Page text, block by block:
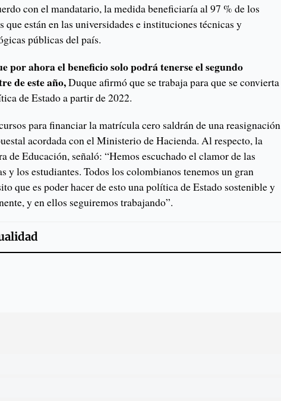
con el mandatario, la medida beneficiaría al 97 % de los
que están en las universidades e instituciones técnicas y
públicas del país.
por ahora el beneficio solo podrá tenerse el segundo
de este año,Duque afirmó que se trabaja para que se convierta
de Estado a partir de 2022.
para financiar la matrícula cero saldrán de una reasignación
acordada con el Ministerio de Hacienda. Al respecto, la
de Educación, señaló: “Hemos escuchado el clamor de las
y los estudiantes. Todos los colombianos tenemos un gran
que es poder hacer de esto una política de Estado sostenible y
y en ellos seguiremos trabajando”.